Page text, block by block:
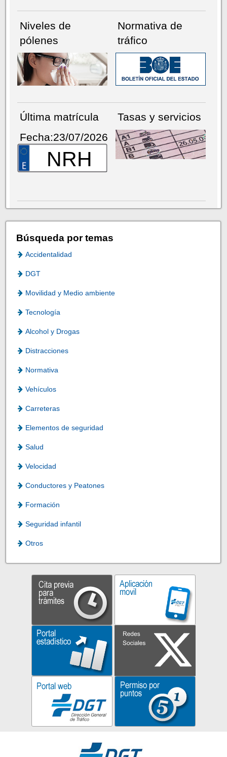
Niveles de
pólenes
Normativa de
tráfico
Última matrícula
Fecha:23/07/2026
NRH
Tasas y servicios
Búsqueda por temas
Accidentalidad
DGT
Movilidad y Medio ambiente
Tecnología
Alcohol y Drogas
Distracciones
Normativa
Vehículos
Carreteras
Elementos de seguridad
Salud
Velocidad
Conductores y Peatones
Formación
Seguridad infantil
Otros